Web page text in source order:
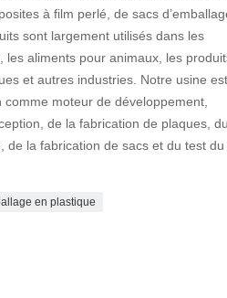
à film perlé, de sacs
sont largement utilisés dans les
aliments pour animaux, les
et autres industries. Notre usine est
moteur de développement,
de la fabrication de plaques, du
de la fabrication de sacs et du test du
en plastique